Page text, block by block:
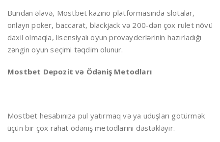
Bundan əlavə, Mostbet kazino platformasında slotalar,
onlayn poker, baccarat, blackjack və 200-dən çox rulet növü
daxil olmaqla, lisensiyalı oyun provayderlərinin hazırladığı
zəngin oyun seçimi təqdim olunur.
Mostbet Depozit və Ödəniş Metodları
Mostbet hesabınıza pul yatırmaq və ya uduşları götürmək
üçün bir çox rahat ödəniş metodlarını dəstəkləyir.